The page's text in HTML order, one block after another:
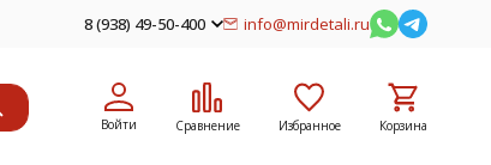
8 (938) 49-50-400 info@mirdetali.ru
Войти Сравнение Избранное Корзина